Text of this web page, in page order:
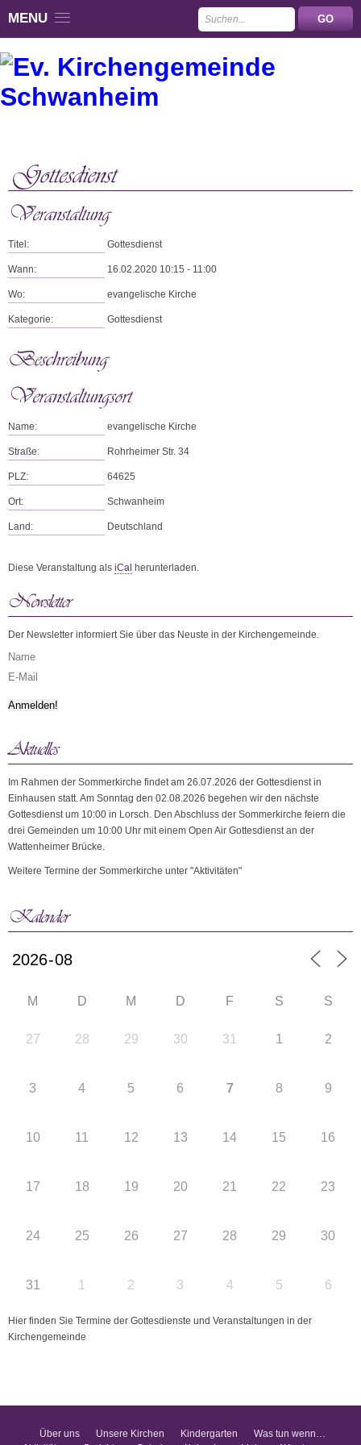
MENU
Titel: Gottesdienst
Wann: 16.02.2020 10:15 - 11:00
Wo: evangelische Kirche
Kategorie: Gottesdienst
Name: evangelische Kirche
Straße: Rohrheimer Str. 34
PLZ: 64625
Ort: Schwanheim
Land: Deutschland
Diese Veranstaltung als iCal herunterladen.
Der Newsletter informiert Sie über das Neuste in der Kirchengemeinde.
Im Rahmen der Sommerkirche findet am 26.07.2026 der Gottesdienst in
Einhausen statt. Am Sonntag den 02.08.2026 begehen wir den nächste
Gottesdienst um 10:00 in Lorsch. Den Abschluss der Sommerkirche feiern die
drei Gemeinden um 10:00 Uhr mit einem Open Air Gottesdienst an der
Wattenheimer Brücke.
Weitere Termine der Sommerkirche unter "Aktivitäten"
M D M D F S S
27 28 29 30 31 1 2
3 4 5 6 7 8 9
10 11 12 13 14 15 16
17 18 19 20 21 22 23
24 25 26 27 28 29 30
31 1 2 3 4 5 6
Hier finden Sie Termine der Gottesdienste und Veranstaltungen in der
Kirchengemeinde
Über uns Unsere Kirchen Kindergarten
Was tun wenn…